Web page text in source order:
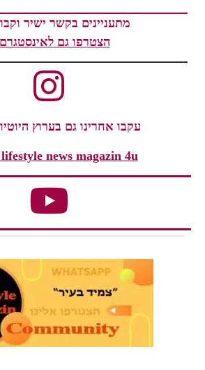
מתעניינים בקשר ישיר
הצטרפו גם
עקבו אחרינו גם בערוץ
news magazin 4u